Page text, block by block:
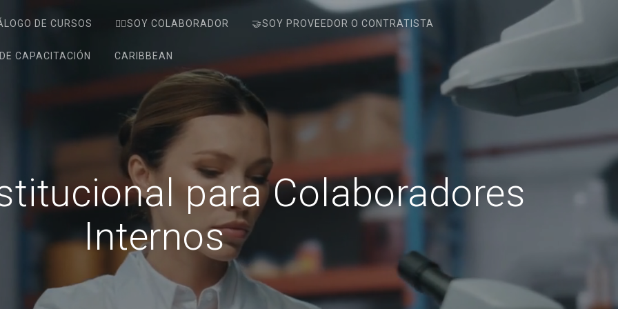
DE CURSOS 🙋‍♂️SOY COLABORADOR 🤝SOY PROVEEDOR O CONTRATISTA
CAPACITACIÓN CARIBBEAN
para Colaboradores
Internos